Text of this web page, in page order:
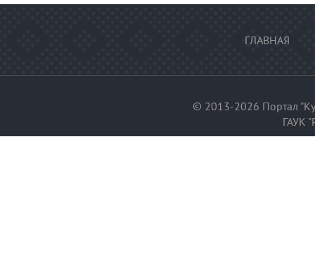
ГЛАВНАЯ
© 2013-2026 Портал
ГАУК